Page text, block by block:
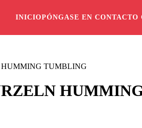
INICIOPÓNGASE EN CONTACTO
HUMMING TUMBLING